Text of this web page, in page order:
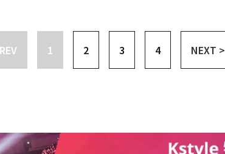
とき」を開催する。昨年1月に入隊し、江原道華川郡(ファジョン
めご了承ください。※当選の権利の譲渡はできません。※キャン
個人情報保護方針＜プライバシーポリシー＞をお読み下さい。※
1 2 3 4 NEXT >